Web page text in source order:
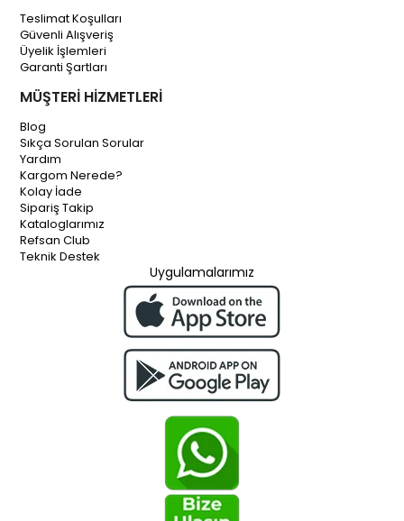
Teslimat Koşulları
Güvenli Alışveriş
Üyelik İşlemleri
Garanti Şartları
MÜŞTERİ HİZMETLERİ
Blog
Sıkça Sorulan Sorular
Yardım
Kargom Nerede?
Kolay İade
Sipariş Takip
Kataloglarımız
Refsan Club
Teknik Destek
Uygulamalarımız